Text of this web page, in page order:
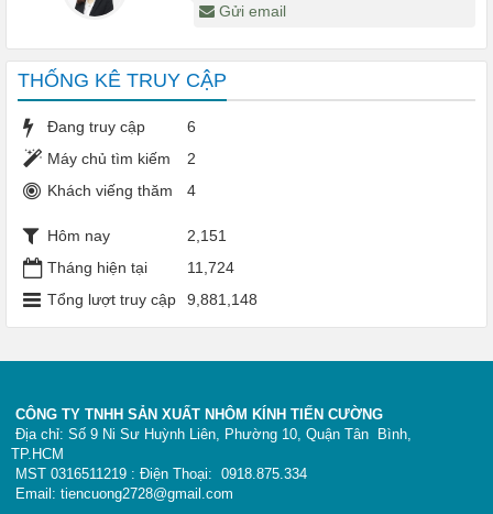
Gửi email
THỐNG KÊ TRUY CẬP
Đang truy cập
6
Máy chủ tìm kiếm
2
Khách viếng thăm
4
Hôm nay
2,151
Tháng hiện tại
11,724
Tổng lượt truy cập
9,881,148
CÔNG TY TNHH SẢN XUẤT NHÔM KÍNH TIẾN CƯỜNG
Địa chỉ: Số 9 Ni Sư Huỳnh Liên, Phường 10, Quận Tân Bình,
TP.HCM
MST 0316511219 : Điện Thoại: 0918.875.334
Email: tiencuong2728@gmail.com